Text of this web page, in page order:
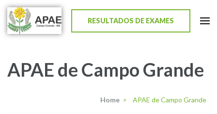
APAE de Campo Grande
RESULTADOS DE EXAMES
APAE de Campo Grande
Home > APAE de Campo Grande